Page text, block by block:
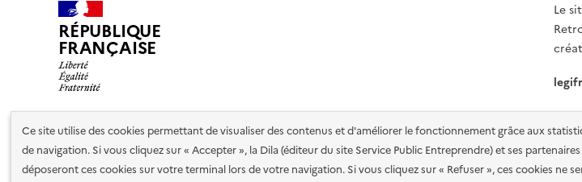
Ce site utilise des cookies permettant de visualiser des contenus et d'améliorer le fonctionnement grâce aux
de navigation. Si vous cliquez sur « Accepter », la Dila (éditeur du site Service Public Entreprendre) et ses partenaires
déposeront ces cookies sur votre terminal lors de votre navigation. Si vous cliquez sur « Refuser », ces cookies ne
RÉPUBLIQUE
FRANÇAISE
Le
Nos partenaires